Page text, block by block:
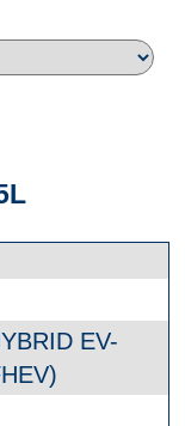
EV-